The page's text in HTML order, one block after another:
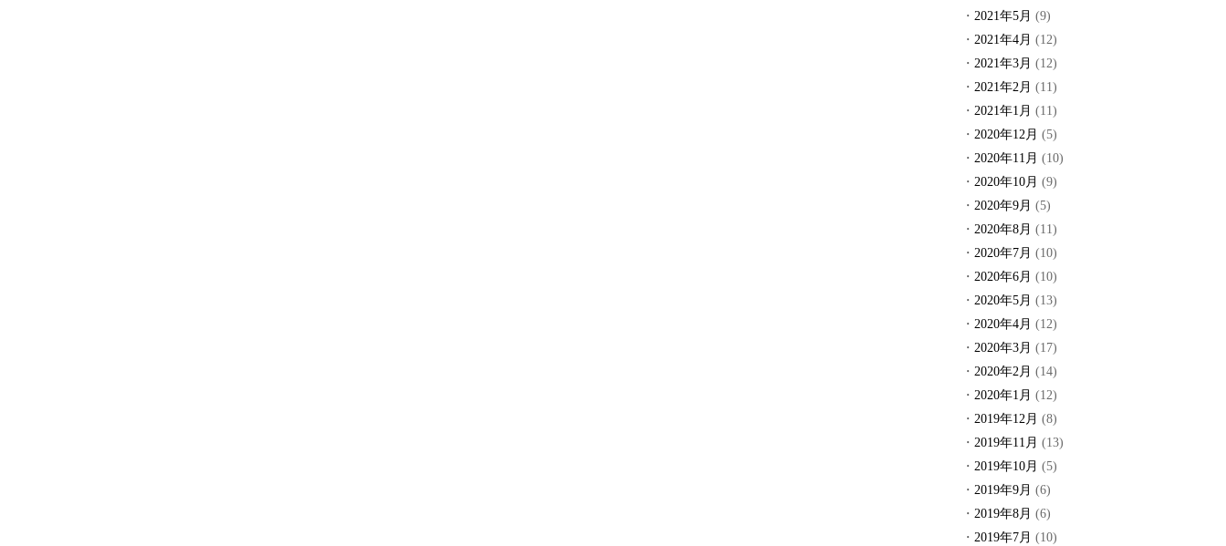
2021年5月 (9)
2021年4月 (12)
2021年3月 (12)
2021年2月 (11)
2021年1月 (11)
2020年12月 (5)
2020年11月 (10)
2020年10月 (9)
2020年9月 (5)
2020年8月 (11)
2020年7月 (10)
2020年6月 (10)
2020年5月 (13)
2020年4月 (12)
2020年3月 (17)
2020年2月 (14)
2020年1月 (12)
2019年12月 (8)
2019年11月 (13)
2019年10月 (5)
2019年9月 (6)
2019年8月 (6)
2019年7月 (10)